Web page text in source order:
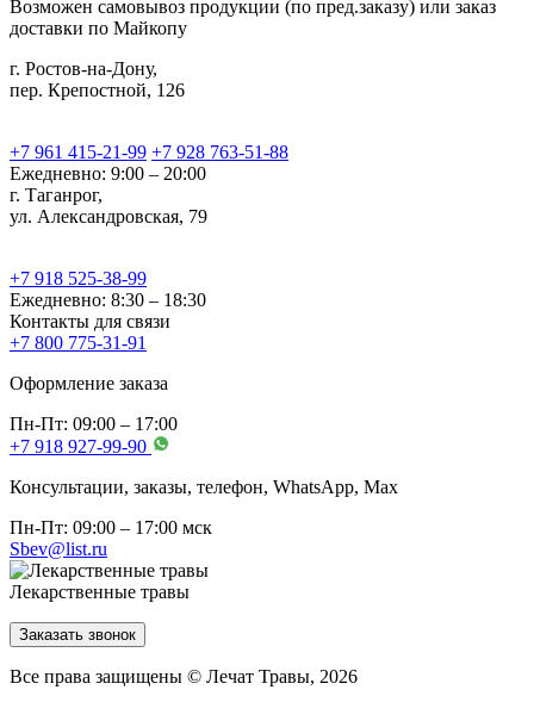
Возможен самовывоз продукции (по пред.заказу) или заказ
доставки по Майкопу
г. Ростов-на-Дону,
пер. Крепостной, 126
+7 961 415-21-99 +7 928 763-51-88
Ежедневно: 9:00 – 20:00
г. Таганрог,
ул. Александровская, 79
+7 918 525-38-99
Ежедневно: 8:30 – 18:30
Контакты для связи
+7 800 775-31-91
Оформление заказа
Пн-Пт: 09:00 – 17:00
+7 918 927-99-90
Консультации, заказы, телефон, WhatsApp, Мах
Пн-Пт: 09:00 – 17:00 мск
Sbev@list.ru
Лекарственные травы
Заказать звонок
Все права защищены © Лечат Травы, 2026